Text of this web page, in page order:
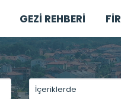
GEZİ REHBERİ